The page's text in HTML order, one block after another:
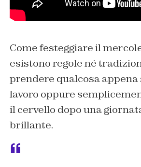
Come festeggiare il
esistono regole né
prendere qualcosa appena
lavoro oppure
il cervello dopo una
brillante.